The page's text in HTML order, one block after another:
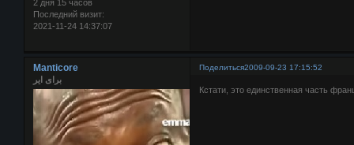
2 дня 15 часов
Последний визит:
2021-11-24 14:37:07
Поделиться2009-09-23 17:15:52
Manticore
برای ایر
Кстати, это единственная часть